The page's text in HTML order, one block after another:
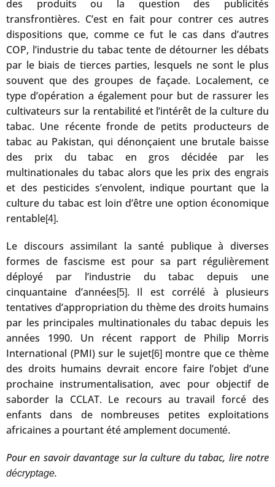
des produits ou la question des publicités
transfrontières. C’est en fait pour contrer ces autres
dispositions que, comme ce fut le cas dans d’autres
COP, l’industrie du tabac tente de détourner les débats
par le biais de tierces parties, lesquels ne sont le plus
souvent que des groupes de façade. Localement, ce
type d’opération a également pour but de rassurer les
cultivateurs sur la rentabilité et l’intérêt de la culture du
tabac. Une récente fronde de petits producteurs de
tabac au Pakistan, qui dénonçaient une brutale baisse
des prix du tabac en gros décidée par les
multinationales du tabac alors que les prix des engrais
et des pesticides s’envolent, indique pourtant que la
culture du tabac est loin d’être une option économique
rentable[4].
Le discours assimilant la santé publique à diverses
formes de fascisme est pour sa part régulièrement
déployé par l’industrie du tabac depuis une
cinquantaine d’années[5]. Il est corrélé à plusieurs
tentatives d’appropriation du thème des droits humains
par les principales multinationales du tabac depuis les
années 1990. Un récent rapport de Philip Morris
International (PMI) sur le sujet[6]montre que ce thème
des droits humains devrait encore faire l’objet d’une
prochaine instrumentalisation, avec pour objectif de
saborder la CCLAT. Le recours au travail forcé des
enfants dans de nombreuses petites exploitations
africaines a pourtant été amplement documenté.
Pour en savoir davantage sur la culture du tabac, lire notre
décryptage.